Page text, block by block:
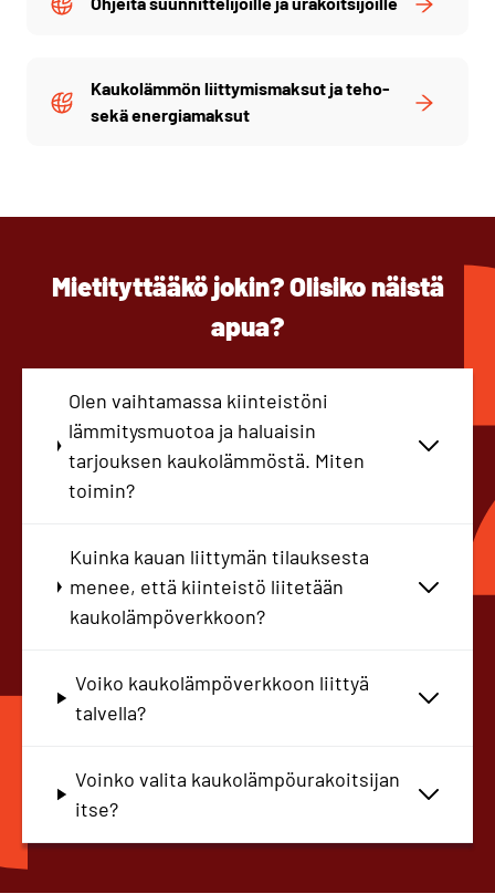
Kaukolämmön liittymismaksut ja teho-
sekä energiamaksut
Mietityttääkö jokin? Olisiko näistä
apua?
Olen vaihtamassa kiinteistöni
lämmitysmuotoa ja haluaisin
tarjouksen kaukolämmöstä. Miten
toimin?
Kuinka kauan liittymän tilauksesta
menee, että kiinteistö liitetään
kaukolämpöverkkoon?
Voiko kaukolämpöverkkoon liittyä
talvella?
Voinko valita kaukolämpöurakoitsijan
itse?